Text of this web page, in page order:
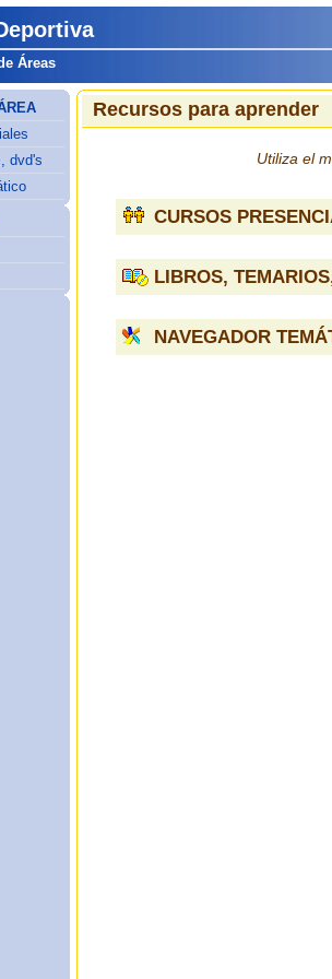
Áreas
dvd's
Recursos para aprender
Utiliza el
CURSOS
LIBROS,
NAVEGADOR